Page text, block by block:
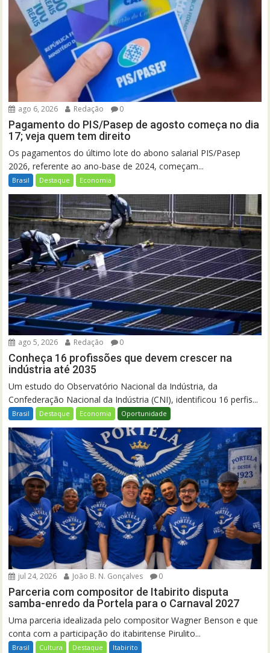
ago 6, 2026 Redação 0
Pagamento do PIS/Pasep de agosto começa no dia
17; veja quem tem direito
Os pagamentos do último lote do abono salarial PIS/Pasep
2026, referente ao ano-base de 2024, começam...
Brasil Destaque Economia
ago 5, 2026 Redação 0
Conheça 16 profissões que devem crescer na
indústria até 2035
Um estudo do Observatório Nacional da Indústria, da
Confederação Nacional da Indústria (CNI), identificou 16 perfis...
Brasil Destaque Economia Oportunidade
jul 24, 2026 João B. N. Gonçalves 0
Parceria com compositor de Itabirito disputa
samba-enredo da Portela para o Carnaval 2027
Uma parceria idealizada pelo compositor Wagner Benson e que
conta com a participação do itabiritense Pirulito...
Brasil Cultura Destaque Itabirito